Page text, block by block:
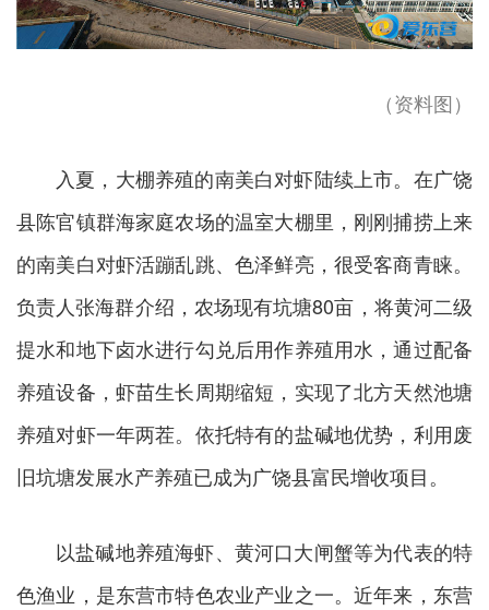
（资料图）
入夏，大棚养殖的南美白对虾陆续上市。在广饶
县陈官镇群海家庭农场的温室大棚里，刚刚捕捞上来
的南美白对虾活蹦乱跳、色泽鲜亮，很受客商青睐。
负责人张海群介绍，农场现有坑塘80亩，将黄河二级
提水和地下卤水进行勾兑后用作养殖用水，通过配备
养殖设备，虾苗生长周期缩短，实现了北方天然池塘
养殖对虾一年两茬。依托特有的盐碱地优势，利用废
旧坑塘发展水产养殖已成为广饶县富民增收项目。
以盐碱地养殖海虾、黄河口大闸蟹等为代表的特
色渔业，是东营市特色农业产业之一。近年来，东营